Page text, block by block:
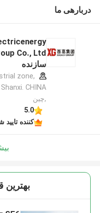
دربارهی ما
سازنده
zone,
CHINA
,چین
5.0
کننده تایید
بهترين